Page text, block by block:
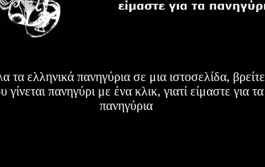
τα ελληνικά πανηγύρια σε μια ιστοσελίδα, βρείτε
γίνεται πανηγύρι με ένα κλικ, γιατί είμαστε για τα
πανηγύρια